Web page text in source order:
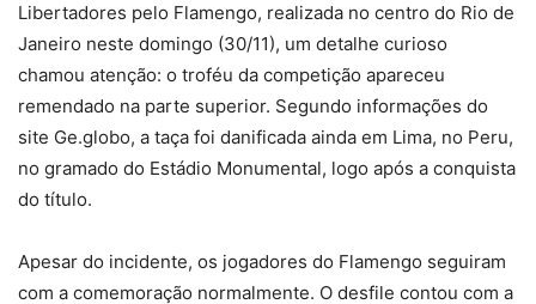
Libertadores pelo Flamengo, realizada no centro do Rio de
Janeiro neste domingo (30/11), um detalhe curioso
chamou atenção: o troféu da competição apareceu
remendado na parte superior. Segundo informações do
site Ge.globo, a taça foi danificada ainda em Lima, no Peru,
no gramado do Estádio Monumental, logo após a conquista
do título.
Apesar do incidente, os jogadores do Flamengo seguiram
com a comemoração normalmente. O desfile contou com a